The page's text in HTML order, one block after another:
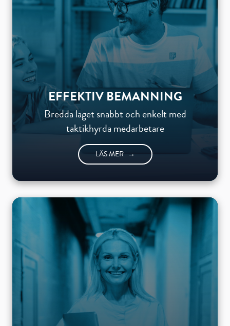
EFFEKTIV BEMANNING
Bredda laget snabbt och enkelt med
taktikhyrda medarbetare
LÄS MER →